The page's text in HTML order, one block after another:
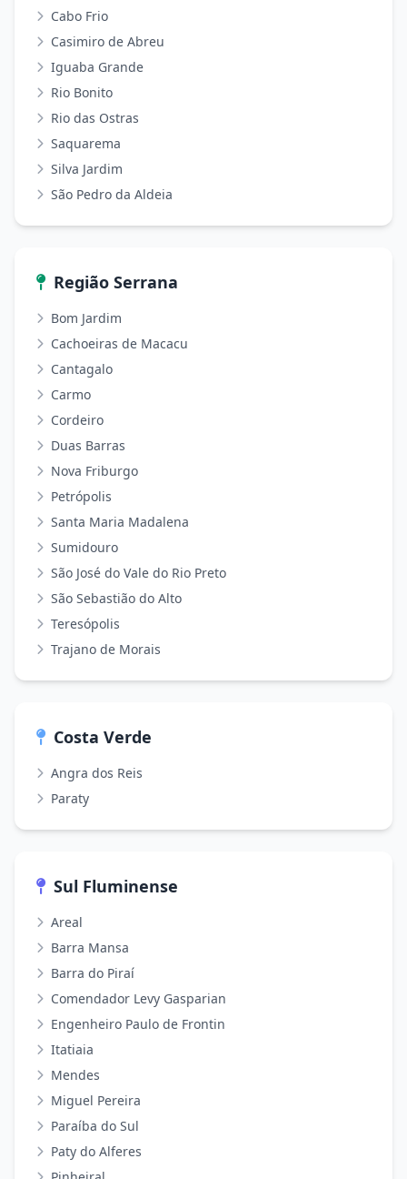
Cabo Frio
Casimiro de Abreu
Iguaba Grande
Rio Bonito
Rio das Ostras
Saquarema
Silva Jardim
São Pedro da Aldeia
Região Serrana
Bom Jardim
Cachoeiras de Macacu
Cantagalo
Carmo
Cordeiro
Duas Barras
Nova Friburgo
Petrópolis
Santa Maria Madalena
Sumidouro
São José do Vale do Rio Preto
São Sebastião do Alto
Teresópolis
Trajano de Morais
Costa Verde
Angra dos Reis
Paraty
Sul Fluminense
Areal
Barra Mansa
Barra do Piraí
Comendador Levy Gasparian
Engenheiro Paulo de Frontin
Itatiaia
Mendes
Miguel Pereira
Paraíba do Sul
Paty do Alferes